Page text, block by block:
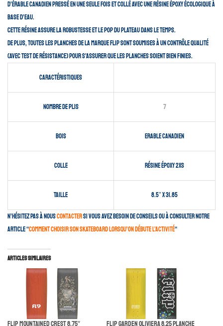
d’érable canadien pressé en une seule fois et collé avec une résine époxy écologique à
base d’eau.
Cette résine assure la robustesse et le pop du plateau dans le temps.
De plus, toutes les planches de la marque Flip sont soumises à un contrôle qualité
(avec test de résistance) pour s’assurer que les planches soient bien finies.
Caractéristiques
Nombre de plis 7
Bois Erable canadien
Colle Résine époxy 2XS
Taille 8.5″ x 31.85
N’hésitez pas à nouscontactersi vous avez besoin de conseils ou à consulter notre
article “comment choisir son skateboard lorsqu’on débute l’activité“
Articles similaires
Flip Mountained Crest 8.75″ Flip Garden Oliviera 8.25 Planche